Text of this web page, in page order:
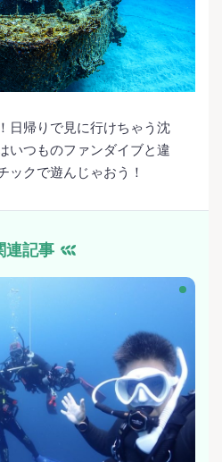
日帰りで見に行けちゃう沈
いつものファンダイブと違
ックで遊んじゃおう！
連記事